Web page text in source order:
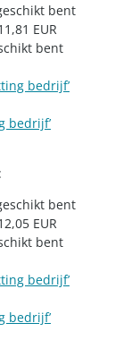
bent
EUR
bent
bedrijf’
bedrijf’
bent
EUR
bent
bedrijf’
bedrijf’